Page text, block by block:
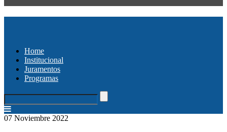
Home
Institucional
Juramentos
Programas
07 Noviembre 2022